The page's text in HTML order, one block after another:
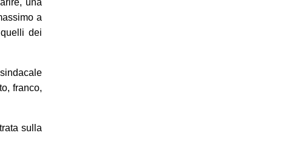
una
a
dei
franco,
sulla